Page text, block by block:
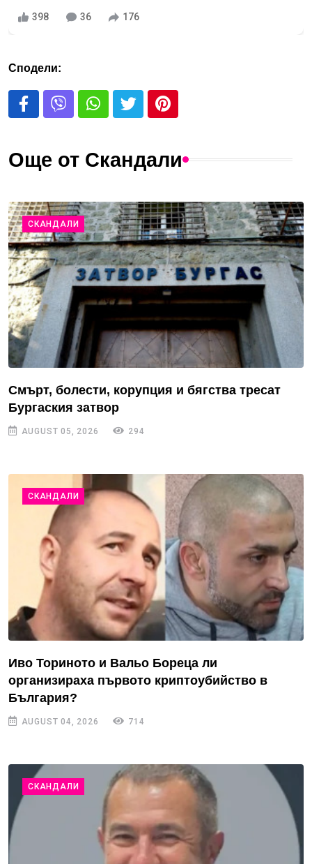
398 36 176
Сподели:
Още от Скандали
СКАНДАЛИ
Смърт, болести, корупция и бягства тресат
Бургаския затвор
AUGUST 05, 2026 294
СКАНДАЛИ
Иво Ториното и Вальо Бореца ли
организираха първото криптоубийство в
България?
AUGUST 04, 2026 714
СКАНДАЛИ